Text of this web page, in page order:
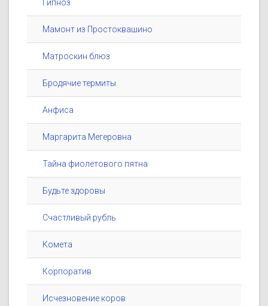
Гипноз
Мамонт из Простоквашино
Матроскин блюз
Бродячие термиты
Анфиса
Маргарита Мегеровна
Тайна фиолетового пятна
Будьте здоровы
Счастливый рубль
Комета
Корпоратив
Исчезновение коров